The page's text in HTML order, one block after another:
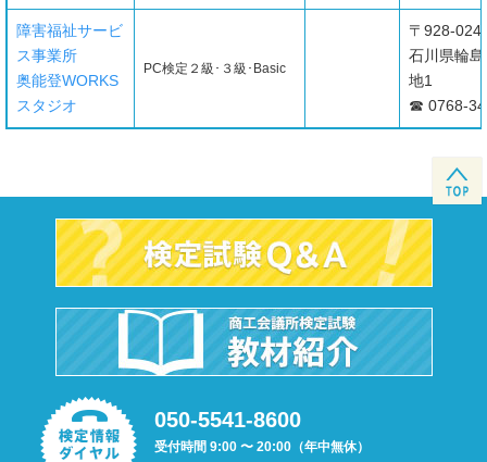
障害福祉サービ
ス事業所
奥能登WORKS
スタジオ
PC検定２級･３級･Basic
〒928-
石川県輪
地1
☎ 0768-
050-5541-8600
受付時間 9:00 〜 20:00（年中無休）